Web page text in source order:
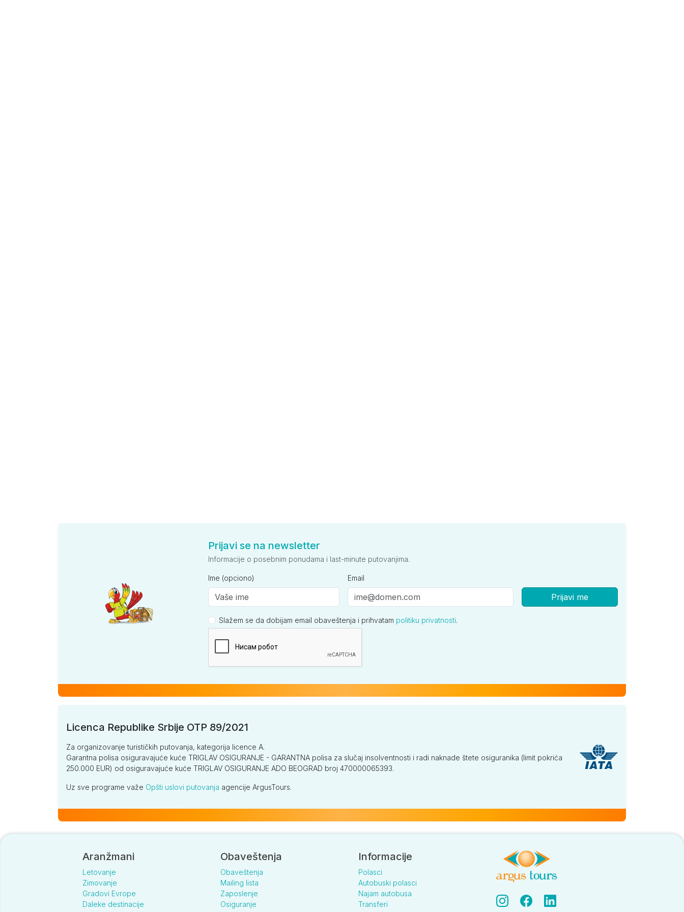
Prijavi se na newsletter
Informacije o posebnim ponudama i last-minute putovanjima.
Ime (opciono) Email
Prijavi me
Slažem se da dobijam email obaveštenja i prihvatam politiku privatnosti.
Licenca Republike Srbije OTP 89/2021
Za organizovanje turističkih putovanja, kategorija licence A.
Garantna polisa osiguravajuće kuće TRIGLAV OSIGURANJE - GARANTNA polisa za slučaj insolventnosti i radi naknade štete osiguranika (limit pokrića
250.000 EUR) od osiguravajuće kuće TRIGLAV OSIGURANJE ADO BEOGRAD broj 470000065393.
Uz sve programe važe Opšti uslovi putovanja agencije ArgusTours.
Aranžmani
Letovanje
Zimovanje
Gradovi Evrope
Daleke destinacije
Obaveštenja
Obaveštenja
Mailing lista
Zaposlenje
Osiguranje
Informacije
Polasci
Autobuski polasci
Najam autobusa
Transferi